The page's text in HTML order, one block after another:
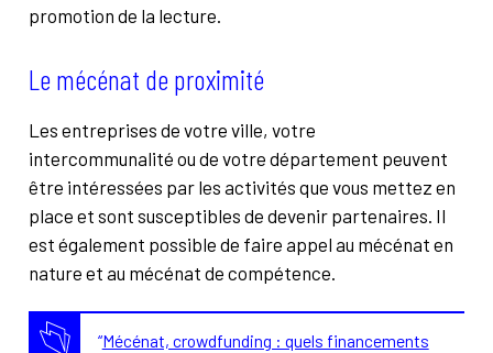
promotion de la lecture.
Le mécénat de proximité
Les entreprises de votre ville, votre
intercommunalité ou de votre département peuvent
être intéressées par les activités que vous mettez en
place et sont susceptibles de devenir partenaires. Il
est également possible de faire appel au mécénat en
nature et au mécénat de compétence.
“Mécénat, crowdfunding : quels financements